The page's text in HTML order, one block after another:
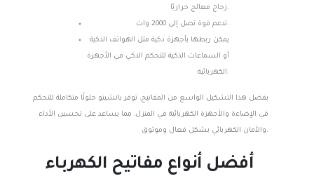
زجاج معالج حراريًا.
تدعم قوة تصل إلى 2000 وات.
يمكن ربطها بأجهزة ذكية مثل الهواتف الذكية
أو السماعات الذكية للتحكم الذكي في الأجهزة
الكهربائية.
بفضل هذا التشكيل الواسع من المفاتيح، توفر باتشينو حلولًا متكاملة للتحكم
في الإضاءة والأجهزة الكهربائية في المنزل، مما يساعد على تحسين الأداء
والأمان الكهربائي بشكل فعال وموثوق.
أفضل أنواع مفاتيح الكهرباء